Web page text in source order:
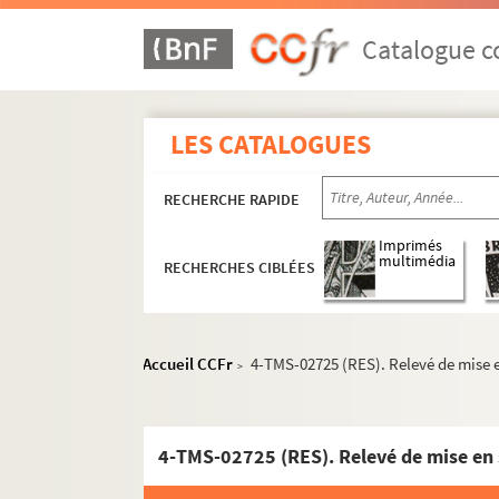
Catalogue
LES CATALOGUES
RECHERCHE RAPIDE
RECHERCHES CIBLÉES
Imprimés
multimédia
Accueil CCFr > 4-TMS-02725 (RES). Relevé de mise
4-TMS-02725 (RES). Relevé de mise en
François Porché. Un roi, deux dames et un
Mario Duliani, Jean Refroigney. La Rolls-
André de Lorde, André Heuzé. Le roman
Robert de Flers, Francis de Croisset.
Edmond Rostand. Les romanesques :
Jean Anouilh. Roméo et Jeannette : pièce en
André Bisson. Le rosaire : pièce en 3 actes
Max Maurey. Rosalie : comédie en 1 acte.
Ernest Blum. Rose Michel : drame en 5 actes.
Claiville, Théodore Barrière. Rosière et